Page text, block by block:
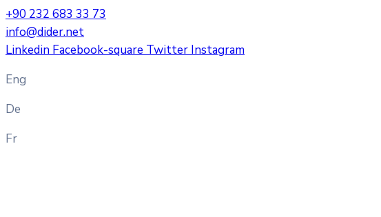
+90 232 683 33 73
info@dider.net
Linkedin Facebook-square Twitter Instagram
Eng
De
Fr